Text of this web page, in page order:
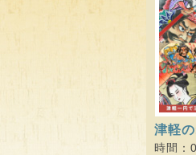
津軽
時間：